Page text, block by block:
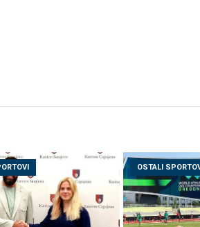
OSTALI